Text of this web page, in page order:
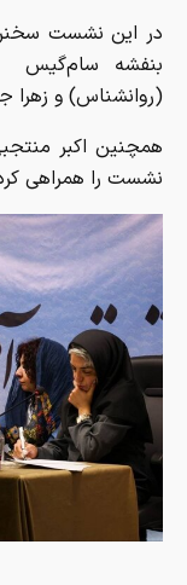
در این نشست
بنفشه سام‌گیس
(روانشناس) و
همچنین اکبر
نشست را همراهی